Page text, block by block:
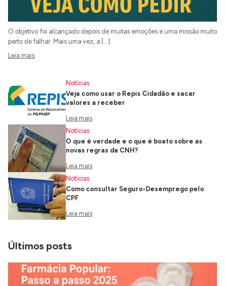
O objetivo foi alcançado depois de muitas emoções e uma missão muito
perto de falhar. Mais uma vez, a […]
Leia mais
Notícias
Veja como usar o Repis Cidadão e sacar
valores a receber
Leia mais
Notícias
O que é verdade e o que é boato sobre as
novas regras da CNH?
Leia mais
Notícias
Como consultar Seguro-Desemprego pelo
CPF
Leia mais
Últimos posts